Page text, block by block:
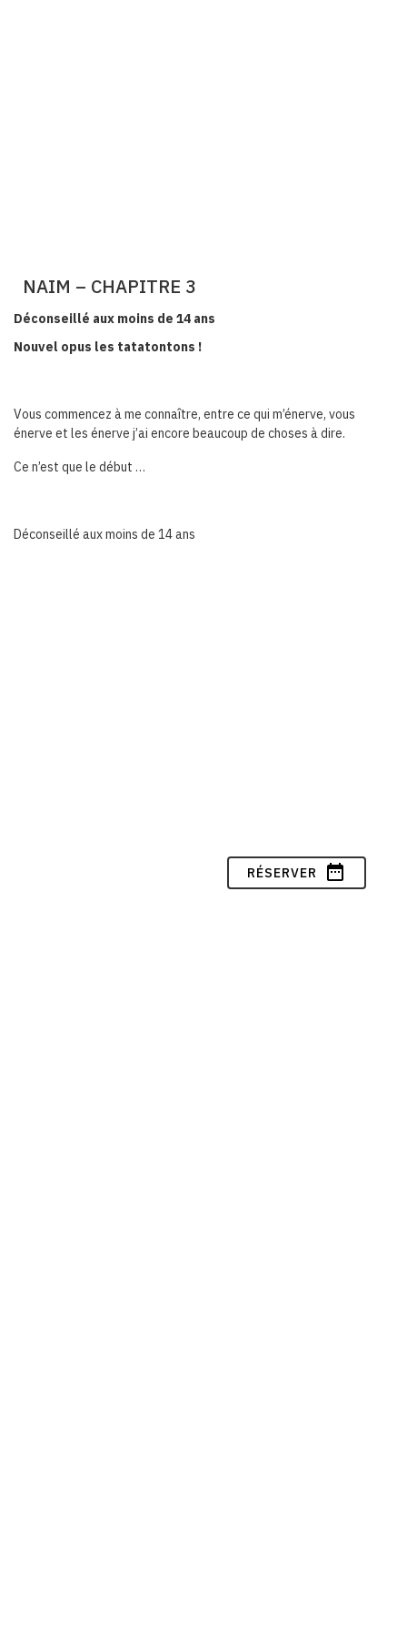
NAIM – CHAPITRE 3
Déconseillé aux moins de 14 ans
Nouvel opus les tatatontons !
Vous commencez à me connaître, entre ce qui m’énerve, vous
énerve et les énerve j’ai encore beaucoup de choses à dire.
Ce n’est que le début …
Déconseillé aux moins de 14 ans
RÉSERVER date_range